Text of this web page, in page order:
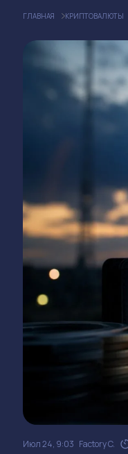
ГЛАВНАЯ КРИПТОВАЛЮТЫ
Июл 24, 9:03 Factory C.